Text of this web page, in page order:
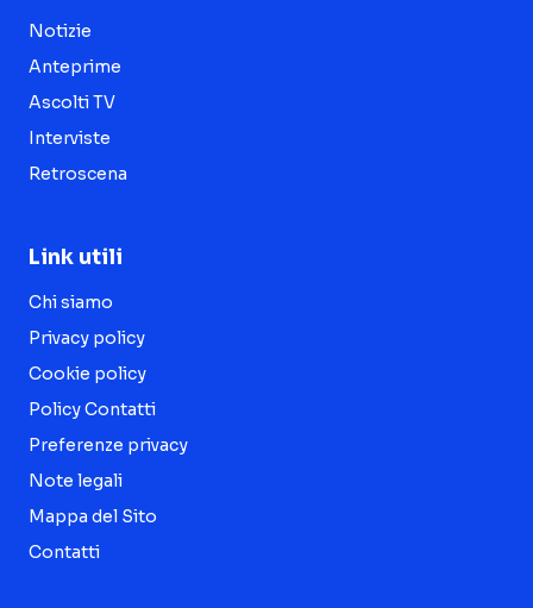
Notizie
Anteprime
Ascolti TV
Interviste
Retroscena
Link utili
Chi siamo
Privacy policy
Cookie policy
Policy Contatti
Preferenze privacy
Note legali
Mappa del Sito
Contatti